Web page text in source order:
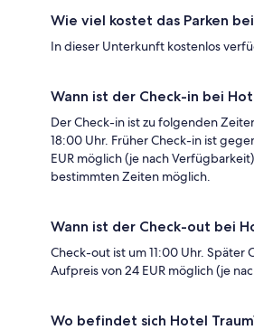
Wie viel kostet das Parken
In dieser Unterkunft kostenlos
Wann ist der Check-in bei
Der Check-in ist zu folgenden
18:00 Uhr. Früher Check-in ist
EUR möglich (je nach
bestimmten Zeiten möglich.
Wann ist der Check-out bei
Check-out ist um 11:00 Uhr.
Aufpreis von 24 EUR möglich (je
Wo befindet sich Hotel